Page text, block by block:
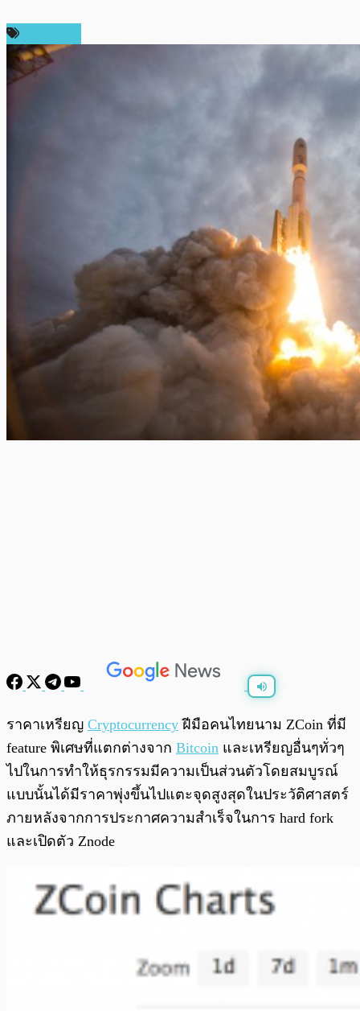
พร้อมเล่น
ราคาเหรียญ Cryptocurrency ฝีมือคนไทยนาม ZCoin ที่มี
feature พิเศษที่แตกต่างจาก Bitcoin และเหรียญอื่นๆทั่วๆ
ไปในการทำให้ธุรกรรมมีความเป็นส่วนตัวโดยสมบูรณ์
แบบนั้นได้มีราคาพุ่งขึ้นไปแตะจุดสูงสุดในประวัติศาสตร์
ภายหลังจากการประกาศความสำเร็จในการ hard fork
และเปิดตัว Znode